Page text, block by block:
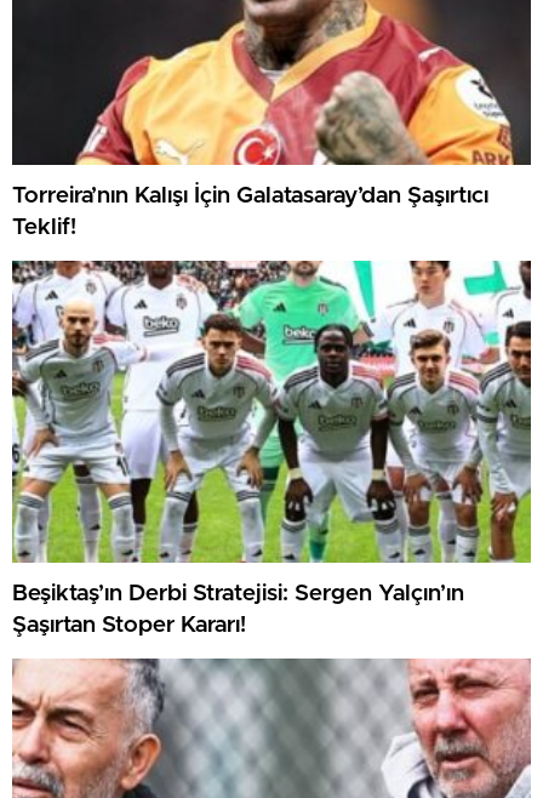
Torreira’nın Kalışı İçin Galatasaray’dan Şaşırtıcı
Teklif!
Beşiktaş’ın Derbi Stratejisi: Sergen Yalçın’ın
Şaşırtan Stoper Kararı!